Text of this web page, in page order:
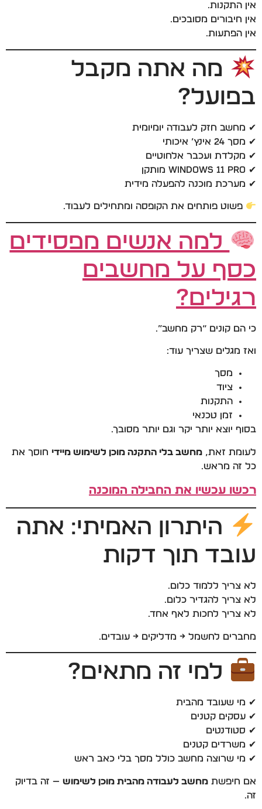
אין התקנות.
אין חיבורים מסובכים.
אין הפתעות.
מה אתה מקבל
בפועל?
✔ מחשב חזק לעבודה יומיומית
✔ מסך 24 אינץ’ איכותי
✔ מקלדת ועכבר אלחוטיים
✔ Windows 11 Pro מותקן
✔ מערכת מוכנה להפעלה מידית
פשוט פותחים את הקופסה ומתחילים לעבוד.
למה אנשים מפסידים
כסף על מחשבים
רגילים?
כי הם קונים “רק מחשב”.
ואז מגלים שצריך עוד:
מסך
ציוד
התקנות
זמן טכנאי
בסוף יוצא יותר יקר וגם יותר מסובך.
לעומת זאת, מחשב בלי התקנה מוכן לשימוש מיידי חוסך את
כל זה מראש.
רכשו עכשיו את החבילה המוכנה
היתרון האמיתי: אתה
עובד תוך דקות
לא צריך ללמוד כלום.
לא צריך להגדיר כלום.
לא צריך לחכות לאף אחד.
מחברים לחשמל → מדליקים → עובדים.
למי זה מתאים?
✔ מי שעובד מהבית
✔ עסקים קטנים
✔ סטודנטים
✔ משרדים קטנים
✔ מי שרוצה מחשב כולל מסך בלי כאב ראש
אם חיפשת מחשב לעבודה מהבית מוכן לשימוש — זה בדיוק
זה.